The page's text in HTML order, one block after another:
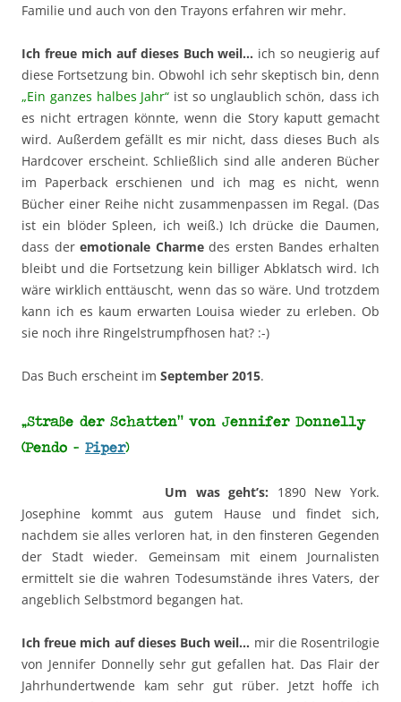
Familie und auch von den Trayons erfahren wir mehr.
Ich freue mich auf dieses Buch weil… ich so neugierig auf
diese Fortsetzung bin. Obwohl ich sehr skeptisch bin, denn
„Ein ganzes halbes Jahr“ ist so unglaublich schön, dass ich
es nicht ertragen könnte, wenn die Story kaputt gemacht
wird. Außerdem gefällt es mir nicht, dass dieses Buch als
Hardcover erscheint. Schließlich sind alle anderen Bücher
im Paperback erschienen und ich mag es nicht, wenn
Bücher einer Reihe nicht zusammenpassen im Regal. (Das
ist ein blöder Spleen, ich weiß.) Ich drücke die Daumen,
dass deremotionale Charmedes ersten Bandes erhalten
bleibt und die Fortsetzung kein billiger Abklatsch wird. Ich
wäre wirklich enttäuscht, wenn das so wäre. Und trotzdem
kann ich es kaum erwarten Louisa wieder zu erleben. Ob
sie noch ihre Ringelstrumpfhosen hat? :-)
Das Buch erscheint im September 2015.
„Straße der Schatten“ von Jennifer Donnelly
(Pendo – Piper)
Um was geht’s: 1890 New York.
Josephine kommt aus gutem Hause und findet sich,
nachdem sie alles verloren hat, in den finsteren Gegenden
der Stadt wieder. Gemeinsam mit einem Journalisten
ermittelt sie die wahren Todesumstände ihres Vaters, der
angeblich Selbstmord begangen hat.
Ich freue mich auf dieses Buch weil… mir die Rosentrilogie
von Jennifer Donnelly sehr gut gefallen hat. Das Flair der
Jahrhundertwende kam sehr gut rüber. Jetzt hoffe ich